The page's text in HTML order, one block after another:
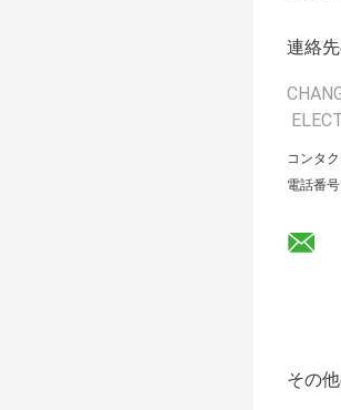
連絡
コンタ
電話番号:
その